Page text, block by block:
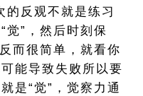
的反观不就是练习
觉”，然后时刻保
而很简单，就看你
能导致失败所以要
是“觉”，觉察力通